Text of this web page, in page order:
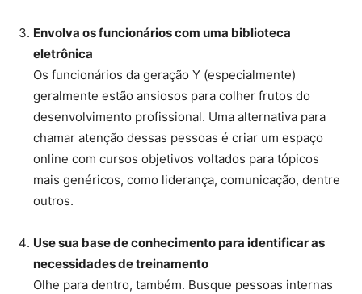
Envolva os funcionários com uma biblioteca
eletrônica
Os funcionários da geração Y (especialmente)
geralmente estão ansiosos para colher frutos do
desenvolvimento profissional. Uma alternativa para
chamar atenção dessas pessoas é criar um espaço
online com cursos objetivos voltados para tópicos
mais genéricos, como liderança, comunicação, dentre
outros.
Use sua base de conhecimento para identificar as
necessidades de treinamento
Olhe para dentro, também. Busque pessoas internas